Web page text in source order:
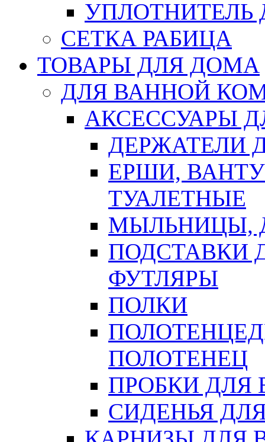
СЕТКА РАБИЦА
ТОВАРЫ ДЛЯ ДОМА
ДЛЯ ВАННОЙ
АКСЕССУАРЫ
ДЕРЖАТЕЛИ
ЕРШИ,
ТУАЛЕТНЫЕ
МЫЛЬНИЦЫ,
ПОДСТАВКИ
ФУТЛЯРЫ
ПОЛКИ
ПОЛОТЕНЕЦ
ПРОБКИ ДЛЯ
СИДЕНЬЯ